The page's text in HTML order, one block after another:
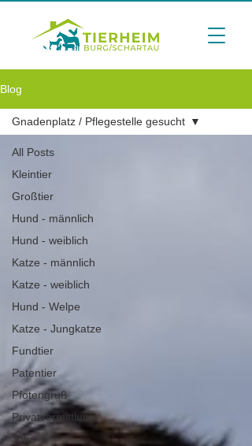
Blog
All Posts
Kleintier
Großtier
Hund - männlich
Hund - weiblich
Katze - männlich
Katze - weiblich
Hund - Welpe
Katze - Jungkatze
Fundtier
Patentier
Pfotengruß
Privatvermittlung
Jobs
Gnadenplatz / Pflegestelle gesucht